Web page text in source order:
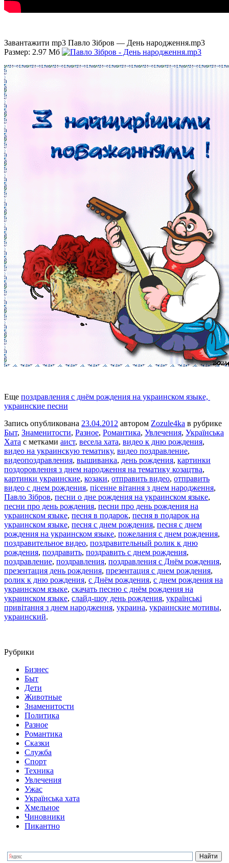
Завантажити mp3 Павло Зібров — День народження.mp3
Размер: 2.97 Мб
Еще поздравления с днём рождения на украинском языке,
украинские песни
Запись опубликована 23.04.2012 автором Zozule4ka в рубрике
Быт, Знаменитости, Разное, Романтика, Увлечения, Українська
Хата с метками аист, весела хата, видео к дню рождения,
видео на украинскую тематику, видео поздравление,
видеопоздравления, вышиванка, день рождения, картинки
поздоровлення з днем народження на тематику козацтва,
картинки украинские, козаки, отправить видео, отправить
видео с днем рождения, пісенне вітання з днем народження,
Павло Зібров, песни о дне рождения на украинском языке,
песни про день рождения, песни про день рождения на
украинском языке, песня в подарок, песня в подарок на
украинском языке, песня с днем рождения, песня с днем
рождения на украинском языке, пожелания с днем рождения,
поздравительное видео, поздравительный ролик к дню
рождения, поздравить, поздравить с днем рождения,
поздравление, поздравления, поздравления с Днём рождения,
презентация день рождения, презентация с днем рождения,
ролик к дню рождения, с Днём рождения, с днем рождения на
украинском языке, скачать песню с днём рождения на
украинском языке, слайд-шоу день рождения, українські
привітання з днем народження, украина, украинские мотивы,
украинский.
Рубрики
Бизнес
Быт
Дети
Животные
Знаменитости
Политика
Разное
Романтика
Сказки
Служба
Спорт
Техника
Увлечения
Ужас
Українська хата
Хмельное
Чиновники
Пикантно